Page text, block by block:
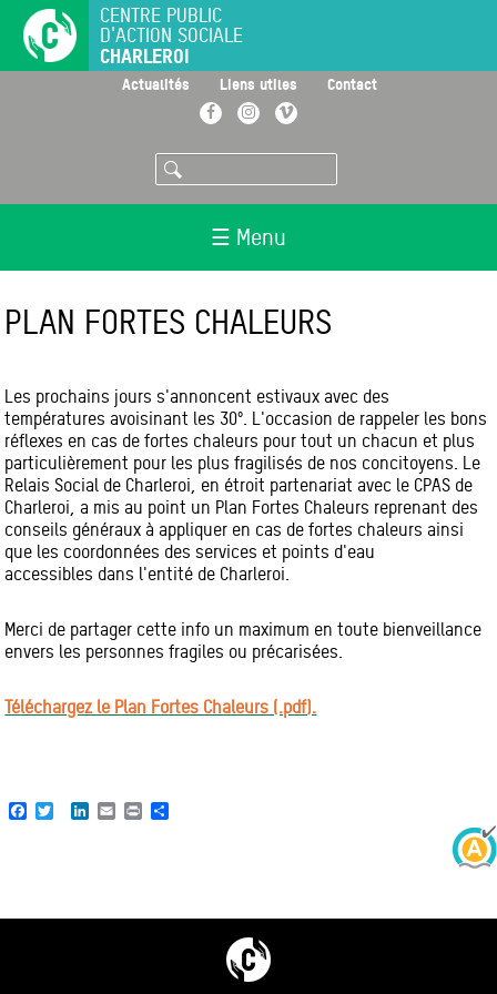
principal
CENTRE PUBLIC
D'ACTION SOCIALE
CHARLEROI
Actualités Liens utiles Contact
FacebookInstagramVimeo
Rechercher
☰ Menu
PLAN FORTES CHALEURS
Les prochains jours s'annoncent estivaux avec des
températures avoisinant les 30°. L'occasion de rappeler les bons
réflexes en cas de fortes chaleurs pour tout un chacun et plus
particulièrement pour les plus fragilisés de nos concitoyens. Le
Relais Social de Charleroi, en étroit partenariat avec le CPAS de
Charleroi, a mis au point un Plan Fortes Chaleurs reprenant des
conseils généraux à appliquer en cas de fortes chaleurs ainsi
que les coordonnées des services et points d'eau
accessibles dans l'entité de Charleroi.
Merci de partager cette info un maximum en toute bienveillance
envers les personnes fragiles ou précarisées.
Téléchargez le Plan Fortes Chaleurs (.pdf).
Facebook
TwitterLinkedIn
EmailPrint